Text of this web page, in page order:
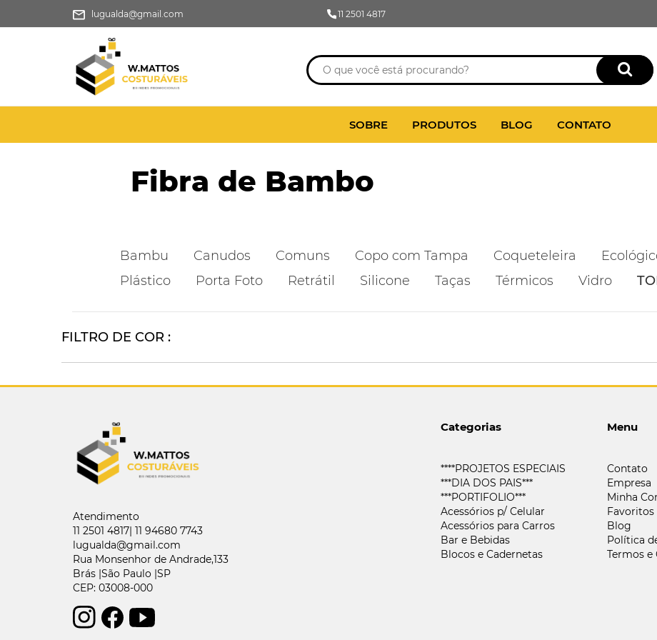
lugualda@gmail.com 11 2501 4817
SOBRE PRODUTOS BLOG CONTATO
Fibra de Bambo
Bambu Canudos Comuns Copo com Tampa Coqueteleira
Plástico
Porta Foto Retrátil Silicone Taças Térmicos Vidro
FILTRO DE COR :
Atendimento
11 2501 4817| 11 94680 7743
lugualda@gmail.com
Rua Monsenhor de Andrade,133
Brás |São Paulo |SP
CEP: 03008-000
Categorias
****PROJETOS ESPECIAIS
***DIA DOS PAIS***
***PORTIFOLIO***
Acessórios p/ Celular
Acessórios para Carros
Bar e Bebidas
Blocos e Cadernetas
Menu
Contato
Empresa
Minha
Favoritos
Blog
Política
Termos e